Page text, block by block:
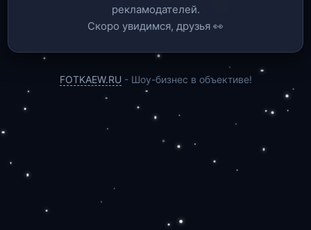
рекламодателей.
Скоро увидимся, друзья 👀
FOTKAEW.RU - Шоу-бизнес в объективе!